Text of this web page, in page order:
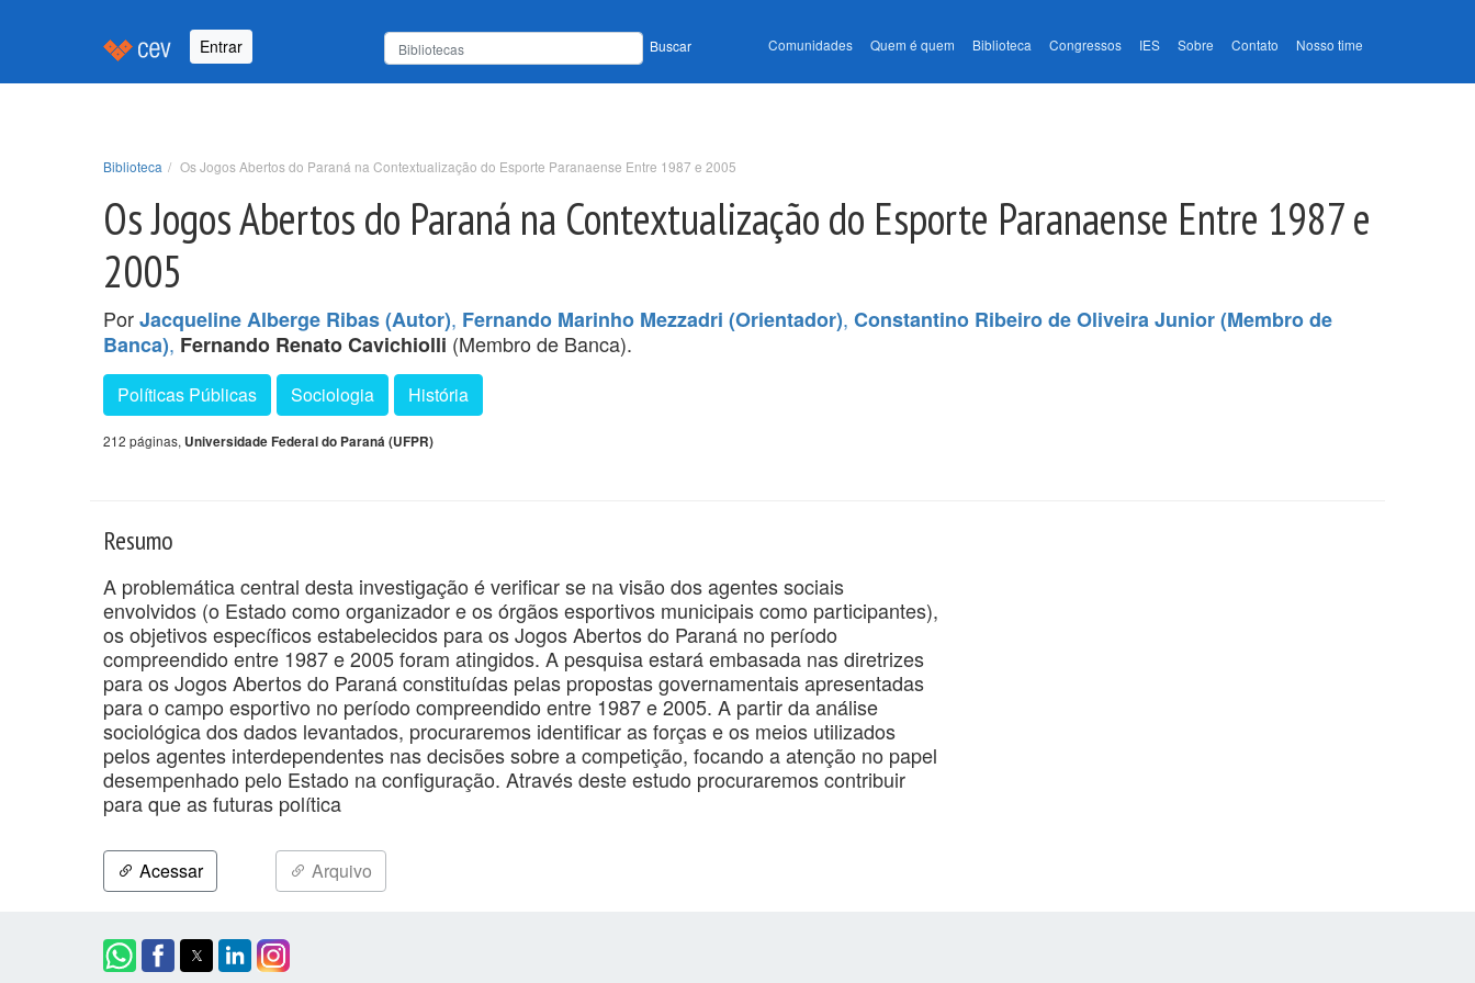
Entrar Buscar Comunidades Quem é quem Biblioteca Congressos IES Sobre Contato Nosso time
Biblioteca Os Jogos Abertos do Paraná na Contextualização do Esporte Paranaense Entre 1987 e 2005
Os Jogos Abertos do Paraná na Contextualização do Esporte Paranaense Entre 1987 e
2005
PorJacqueline Alberge Ribas (Autor), Fernando Marinho Mezzadri (Orientador), Constantino Ribeiro de Oliveira Junior (Membro de
Banca), Fernando Renato Cavichiolli (Membro de Banca).
Políticas Públicas Sociologia História
212 páginas, Universidade Federal do Paraná (UFPR)
Resumo
A problemática central desta investigação é verificar se na visão dos agentes sociais
envolvidos (o Estado como organizador e os órgãos esportivos municipais como participantes),
os objetivos específicos estabelecidos para os Jogos Abertos do Paraná no período
compreendido entre 1987 e 2005 foram atingidos. A pesquisa estará embasada nas diretrizes
para os Jogos Abertos do Paraná constituídas pelas propostas governamentais apresentadas
para o campo esportivo no período compreendido entre 1987 e 2005. A partir da análise
sociológica dos dados levantados, procuraremos identificar as forças e os meios utilizados
pelos agentes interdependentes nas decisões sobre a competição, focando a atenção no papel
desempenhado pelo Estado na configuração. Através deste estudo procuraremos contribuir
para que as futuras política
Acessar Arquivo